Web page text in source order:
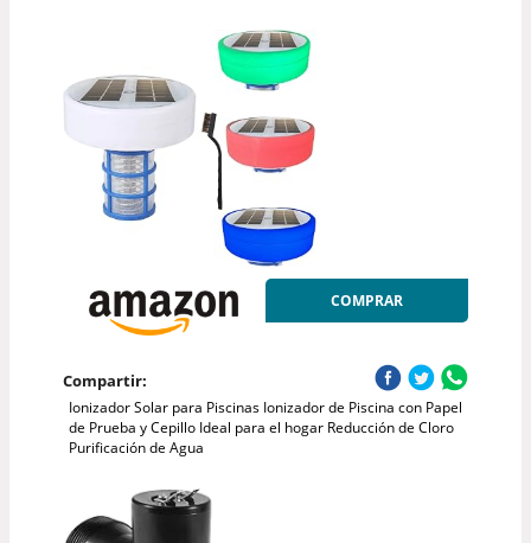
COMPRAR
Compartir:
Ionizador Solar para Piscinas Ionizador de Piscina con Papel
de Prueba y Cepillo Ideal para el hogar Reducción de Cloro
Purificación de Agua